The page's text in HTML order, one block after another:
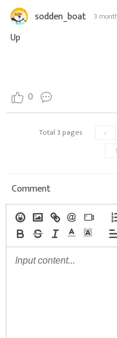
sodden_boat 3
Up
0
Total 3 pages <
Comment